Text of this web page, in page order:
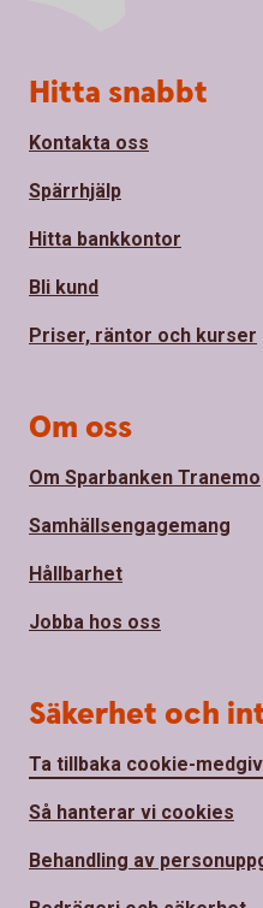
Sidfot
Hitta snabbt
Kontakta oss
Spärrhjälp
Hitta bankkontor
Bli kund
Priser, räntor och kurser
Om oss
Om Sparbanken Tranemo
Samhällsengagemang
Hållbarhet
Jobba hos oss
Säkerhet och
Ta tillbaka cookie-
Så hanterar vi cookies
Behandling av